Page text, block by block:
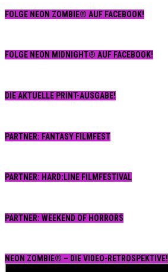
FOLGE NEON ZOMBIE® AUF FACEBOOK!
FOLGE NEON MIDNIGHT® AUF FACEBOOK!
DIE AKTUELLE PRINT-AUSGABE!
PARTNER: FANTASY FILMFEST
PARTNER: HARD:LINE FILMFESTIVAL
PARTNER: WEEKEND OF HORRORS
NEON ZOMBIE® – DIE VIDEO-RETROSPEKTIVE!